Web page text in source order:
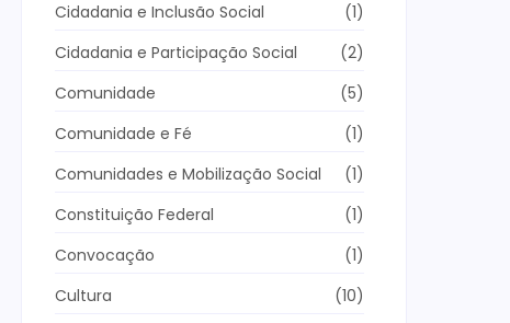
Cidadania e Inclusão Social
(1)
Cidadania e Participação Social
(2)
Comunidade
(5)
Comunidade e Fé
(1)
Comunidades e Mobilização Social
(1)
Constituição Federal
(1)
Convocação
(1)
Cultura
(10)